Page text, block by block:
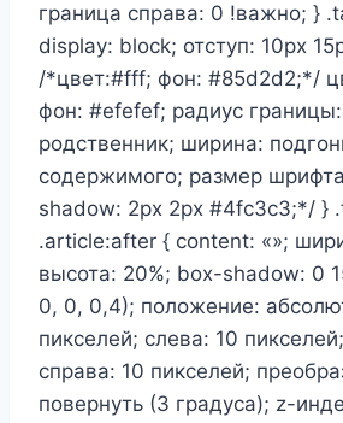
граница справа: 0 !важно; }
display: block; отступ: 10px
/*цвет:#fff; фон: #85d2d2;*/
фон: #efefef; радиус
родственник; ширина:
содержимого; размер
shadow: 2px 2px #4fc3c3;*/ }
.article:after { content: «»;
высота: 20%; box-shadow: 0
0, 0, 0,4); положение:
пикселей; слева: 10
справа: 10 пикселей;
повернуть (3 градуса); z-